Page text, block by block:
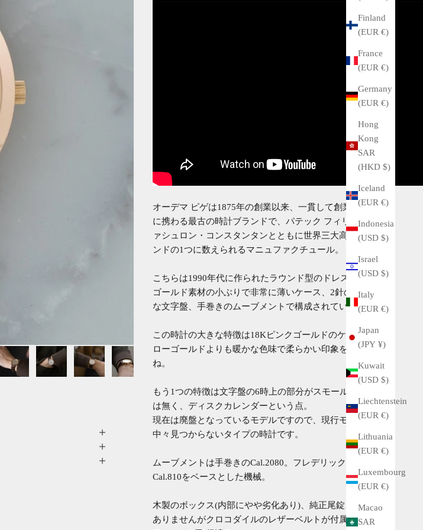
Finland
(EUR €)
France
(EUR €)
Germany
(EUR €)
Hong
Kong
SAR
(HKD $)
Iceland
(EUR €)
Indonesia
(USD $)
Israel
(USD $)
Italy
(EUR €)
Japan
(JPY ¥)
Kuwait
(USD $)
Liechtenstein
(EUR €)
Lithuania
(EUR €)
Luxembourg
(EUR €)
Macao
SAR
オーデマ ピゲは1875年の創業以来、一貫して創業家が経営
に携わる最古の時計ブランドで、パテック フィリップやヴ
ァシュロン・コンスタンタンとともに世界三大高級時計ブラ
ンドの1つに数えられるマニュファクチュール。
こちらは1990年代に作られたラウンド型のドレスウォッチ。
ゴールド素材の小ぶりで非常に薄いケース、2針のシンプル
な文字盤、手巻きのムーブメントで構成されています。
この時計の大きな特徴は18Kピンクゴールドのケース。イエ
ローゴールドよりも暖かな色味で柔らかい印象を受けます
ね。
もう1つの特徴は文字盤の6時上の部分がスモールセコンドで
は無く、ディスクカレンダーという点。
現在は廃盤となっているモデルですので、現行モデルでは
中々見つからないタイプの時計です。
ムーブメントは手巻きのCal.2080。フレデリックピゲの
Cal.810をベースとした機械。
木製のボックス(内部にやや劣化あり)、純正尾錠、純正では
ありませんがクロコダイルのレザーベルトが付属します。